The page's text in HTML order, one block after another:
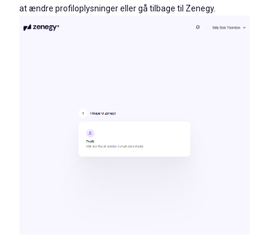
at ændre profiloplysninger eller gå tilbage til Zenegy.